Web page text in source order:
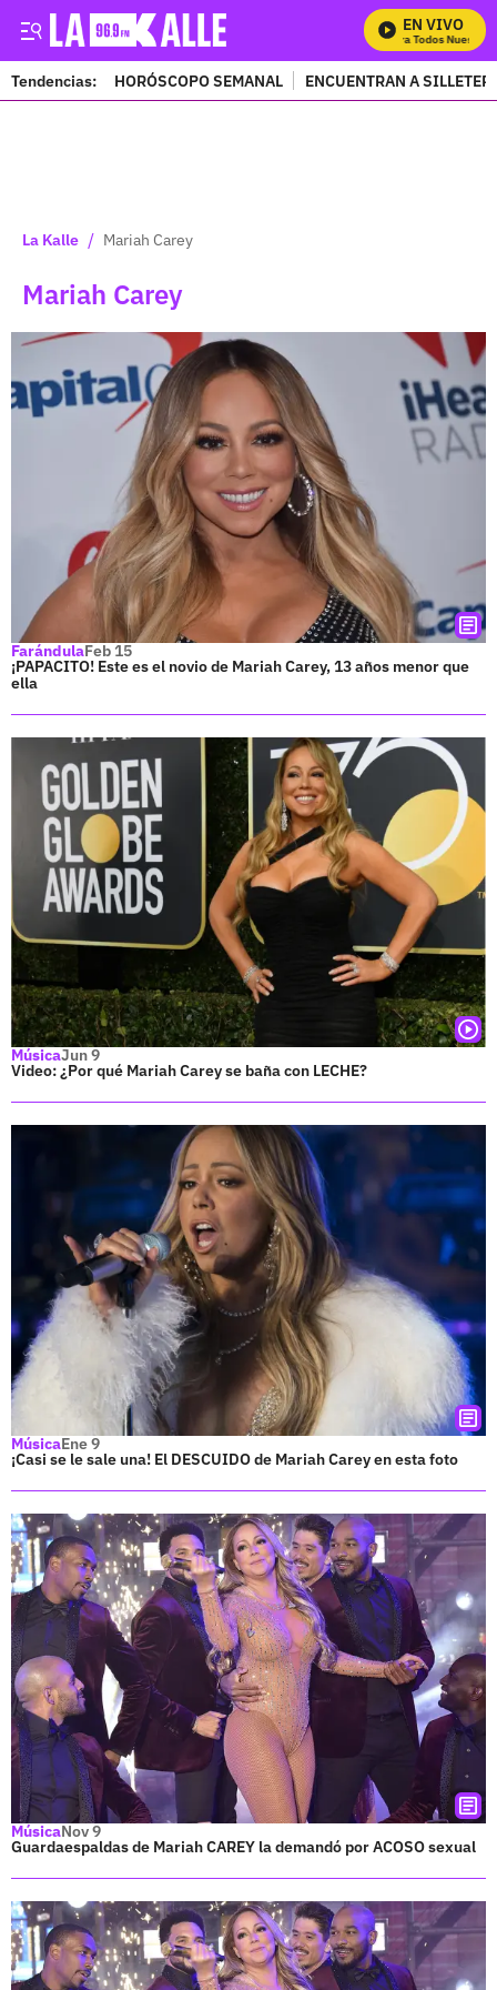
EN VIVO
Mira Todos Nuestros
Tendencias: HORÓSCOPO SEMANAL ENCUENTRAN A
La Kalle / Mariah Carey
Mariah Carey
FarándulaFeb 15
¡PAPACITO! Este es el novio de Mariah Carey, 13 años menor que
ella
MúsicaJun 9
Video: ¿Por qué Mariah Carey se baña con LECHE?
MúsicaEne 9
¡Casi se le sale una! El DESCUIDO de Mariah Carey en esta foto
MúsicaNov 9
Guardaespaldas de Mariah CAREY la demandó por ACOSO sexual